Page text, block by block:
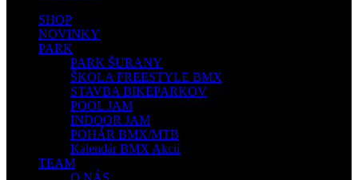
SHOP
NOVINKY
PARK
PARK ŠURANY
ŠKOLA FREESTYLE BMX
STAVBA BIKEPARKOV
POOL JAM
INDOOR JAM
POHÁR BMX/MTB
Kalendár BMX Akcií
TEAM
O NÁS